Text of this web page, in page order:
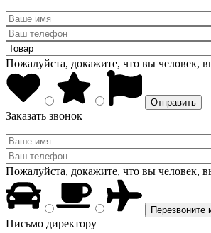
Пожалуйста, докажите, что вы человек,
Заказать звонок
Пожалуйста, докажите, что вы человек,
Письмо директору